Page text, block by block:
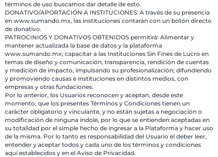
términos de uso buscamos dar detalle de esto.
DONATIVO/APORTACIÓN A INSTITUCIONES: A través de su presencia
en www.sumando.mx, las instituciones contarán con un botón directo
de donativo.
PATROCINIOS Y DONATIVOS OBTENIDOS permitirá: Alimentar y
mantener actualizada la base de datos y la plataforma
www.sumando.mx; capacitar a las Instituciones Sin Fines de Lucro en
temas de diseño y comunicación, transparencia, rendición de cuentas
y medición de impacto, impulsando su profesionalización; difundiendo
y promoviendo causas e instituciones en distintos medios, con
empresas y otras fundaciones.
Por lo anterior, los Usuarios reconocen y aceptan, desde este
momento, que los presentes Términos y Condiciones tienen un
carácter obligatorio y vinculante, y no están sujetas a negociación o
modificación de ninguna índole, por lo que se entienden aceptadas en
su totalidad por el simple hecho de ingresar a la Plataforma y hacer uso
de la misma. Por lo tanto es responsabilidad del Usuario el deber leer,
entender y aceptar todos y cada uno de los términos y condiciones
aquí establecidos y en el Aviso de Privacidad.